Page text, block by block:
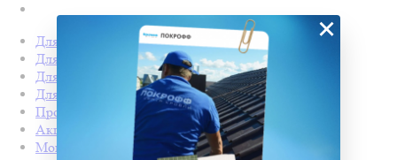
Для кровли
Для забора
Для фасада
Для дачи
Производство Покрофф
Акции
Монтаж
×